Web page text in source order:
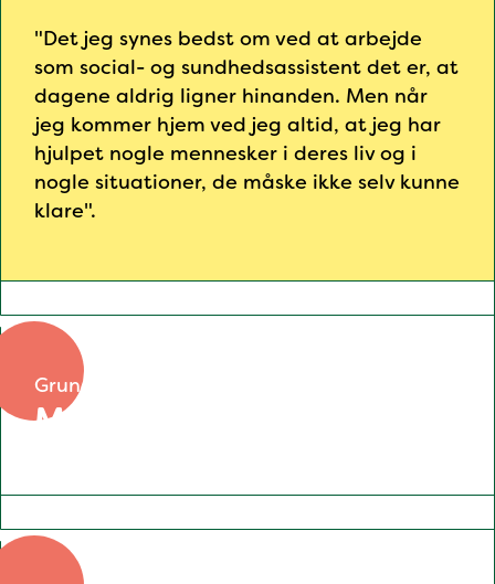
"Det jeg synes bedst om ved at arbejde
som social- og sundhedsassistent det er, at
dagene aldrig ligner hinanden. Men når
jeg kommer hjem ved jeg altid, at jeg har
hjulpet nogle mennesker i deres liv og i
nogle situationer, de måske ikke selv kunne
klare".
Grundforløb 1
Mød Simon